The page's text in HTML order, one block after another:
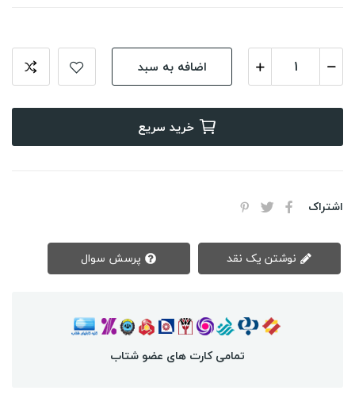
اضافه به سبد
خرید سریع
اشتراک
تمامی کارت های عضو شتاب